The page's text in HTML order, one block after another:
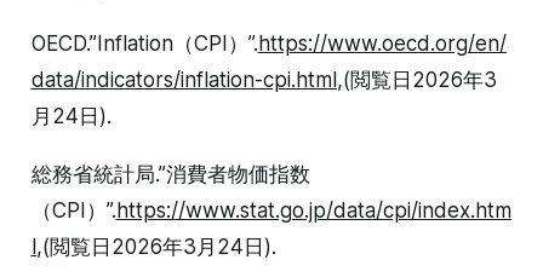
OECD.”Inflation（CPI）”. https://www.oecd.org/en/
data/indicators/inflation-cpi.html ,(閲覧日2026年3
月24日).
総務省統計局.”消費者物価指数
（CPI）”. https://www.stat.go.jp/data/cpi/index.htm
,(閲覧日2026年3月24日).